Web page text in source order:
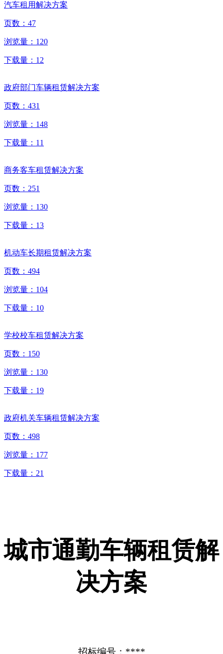
汽车租用解决方案
页数： 47
浏览量： 120
下载量： 12
政府部门车辆租赁解决方案
页数： 431
浏览量： 148
下载量： 11
商务客车租赁解决方案
页数： 251
浏览量： 130
下载量： 13
机动车长期租赁解决方案
页数： 494
浏览量： 104
下载量： 10
学校校车租赁解决方案
页数： 150
浏览量： 130
下载量： 19
政府机关车辆租赁解决方案
页数： 498
浏览量： 177
下载量： 21
城市通勤车辆租赁解
决方案
招标编号：****